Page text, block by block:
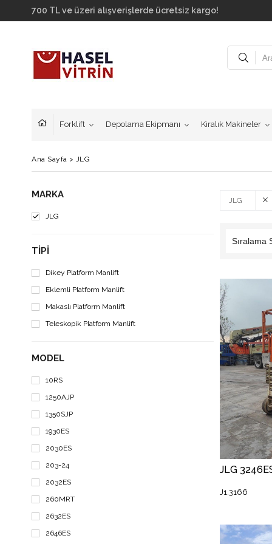
700 TL ve üzeri alışverişlerde ücretsiz kargo!
Forklift Depolama Ekipmanı Kiralık Makineler
Ana Sayfa > JLG
MARKA
JLG
TIPI
Dikey Platform Manlift
Eklemli Platform Manlift
Makaslı Platform Manlift
Teleskopik Platform Manlift
MODEL
10RS
1250AJP
1350SJP
1930ES
2030ES
203-24
2032ES
260MRT
2632ES
2646ES
JLG
J1.3166